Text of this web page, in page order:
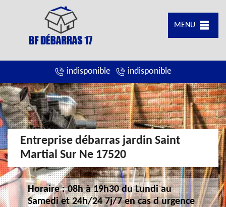
MENU
indisponible indisponible
Entreprise débarras jardin Saint
Martial Sur Ne 17520
Horaire : 08h à 19h30 du Lundi au
Samedi et 24h/24 7j/7 en cas d urgence